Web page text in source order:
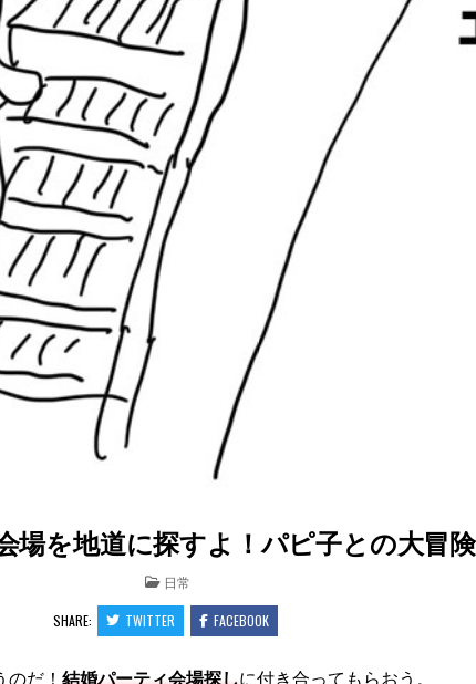
場を地道に探すよ！パピ子との大冒
POSTED
IN
日常
SHARE: TWITTER FACEBOOK